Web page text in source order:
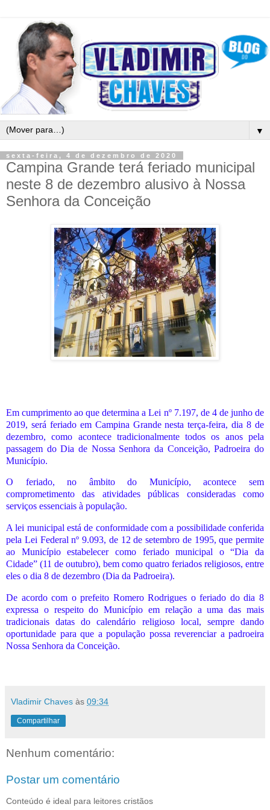
▼
sexta-feira, 4 de dezembro de 2020
Campina Grande terá feriado municipal
neste 8 de dezembro alusivo à Nossa
Senhora da Conceição
Em cumprimento ao que determina a Lei nº 7.197, de 4 de junho de
2019, será feriado em Campina Grande nesta terça-feira, dia 8 de
dezembro, como acontece tradicionalmente todos os anos pela
passagem do Dia de Nossa Senhora da Conceição, Padroeira do
Município.
O feriado, no âmbito do Município, acontece sem
comprometimento das atividades públicas consideradas como
serviços essenciais à população.
A lei municipal está de conformidade com a possibilidade conferida
pela Lei Federal nº 9.093, de 12 de setembro de 1995, que permite
ao Município estabelecer como feriado municipal o “Dia da
Cidade” (11 de outubro), bem como quatro feriados religiosos, entre
eles o dia 8 de dezembro (Dia da Padroeira).
De acordo com o prefeito Romero Rodrigues o feriado do dia 8
expressa o respeito do Município em relação a uma das mais
tradicionais datas do calendário religioso local, sempre dando
oportunidade para que a população possa reverenciar a padroeira
Nossa Senhora da Conceição.
Vladimir Chaves às 09:34
Compartilhar
Nenhum comentário:
Postar um comentário
Conteúdo é ideal para leitores cristãos